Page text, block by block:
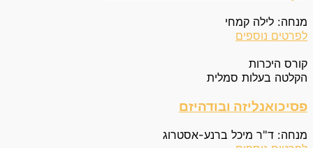
מנחה: לילה קמחי
לפרטים נוספים
קורס היכרות
הקלטה בעלות סמלית
פסיכואנליזה ובודהיזם
מנחה: ד"ר מיכל ברנע-אסטרוג